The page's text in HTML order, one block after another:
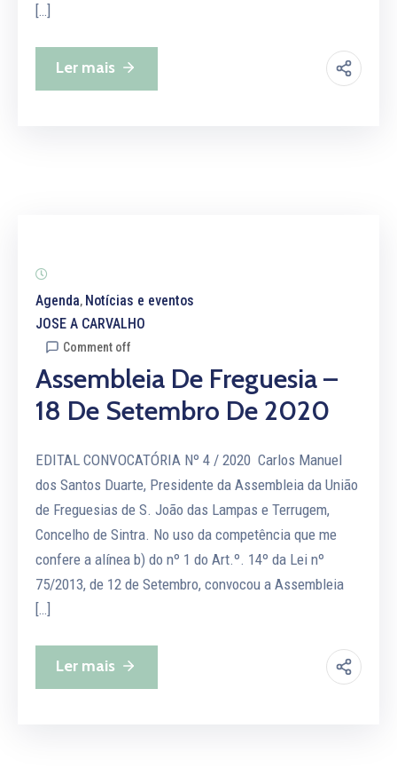
[…]
Ler mais
Agenda‚ Notícias e eventos
JOSE A CARVALHO
Comment off
Assembleia De Freguesia –
18 De Setembro De 2020
EDITAL CONVOCATÓRIA Nº 4 / 2020 Carlos Manuel
dos Santos Duarte, Presidente da Assembleia da União
de Freguesias de S. João das Lampas e Terrugem,
Concelho de Sintra. No uso da competência que me
confere a alínea b) do nº 1 do Art.º. 14º da Lei nº
75/2013, de 12 de Setembro, convocou a Assembleia
[…]
Ler mais